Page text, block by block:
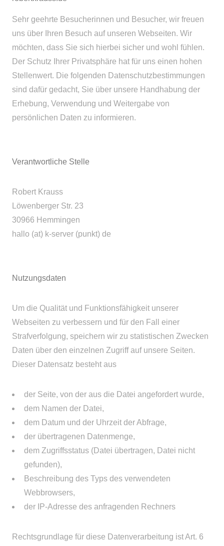
Sehr geehrte Besucherinnen und Besucher, wir freuen
uns über Ihren Besuch auf unseren Webseiten. Wir
möchten, dass Sie sich hierbei sicher und wohl fühlen.
Der Schutz Ihrer Privatsphäre hat für uns einen hohen
Stellenwert. Die folgenden Datenschutzbestimmungen
sind dafür gedacht, Sie über unsere Handhabung der
Erhebung, Verwendung und Weitergabe von
persönlichen Daten zu informieren.
Verantwortliche Stelle
Robert Krauss
Löwenberger Str. 23
30966 Hemmingen
hallo (at) k-server (punkt) de
Nutzungsdaten
Um die Qualität und Funktionsfähigkeit unserer
Webseiten zu verbessern und für den Fall einer
Strafverfolgung, speichern wir zu statistischen Zwecken
Daten über den einzelnen Zugriff auf unsere Seiten.
Dieser Datensatz besteht aus
der Seite, von der aus die Datei angefordert wurde,
dem Namen der Datei,
dem Datum und der Uhrzeit der Abfrage,
der übertragenen Datenmenge,
dem Zugriffsstatus (Datei übertragen, Datei nicht
gefunden),
Beschreibung des Typs des verwendeten
Webbrowsers,
der IP-Adresse des anfragenden Rechners
Rechtsgrundlage für diese Datenverarbeitung ist Art. 6